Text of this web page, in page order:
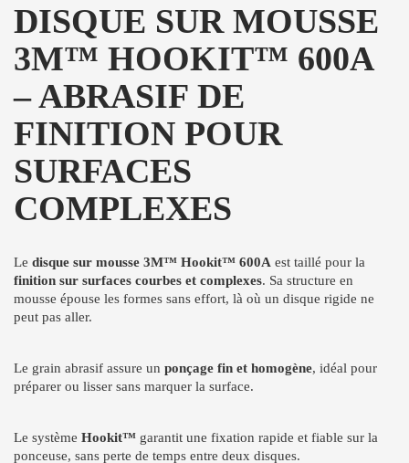
DISQUE SUR MOUSSE
3M™ HOOKIT™ 600A
– ABRASIF DE
FINITION POUR
SURFACES
COMPLEXES
Le disque sur mousse 3M™ Hookit™ 600A est taillé pour la
finition sur surfaces courbes et complexes. Sa structure en
mousse épouse les formes sans effort, là où un disque rigide ne
peut pas aller.
Le grain abrasif assure un ponçage fin et homogène, idéal pour
préparer ou lisser sans marquer la surface.
Le système Hookit™ garantit une fixation rapide et fiable sur la
ponceuse, sans perte de temps entre deux disques.